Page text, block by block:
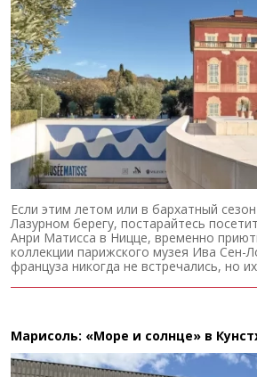
Если этим летом или в бархатный
Лазурном берегу, постарайтесь
Анри Матисса в Ницце, временно
коллекции парижского музея Ива Сен-
француза никогда не встречались, но
Марисоль: «Море и солнце» в